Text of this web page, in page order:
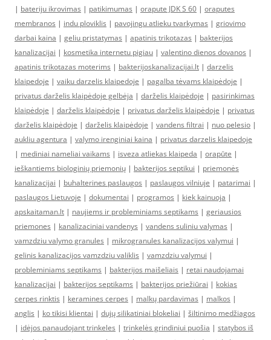
| bateriju ikrovimas | patikimumas | orapute JDK S 60 | oraputes
membranos | indu ploviklis | pavojingu atlieku tvarkymas | griovimo
darbai kaina | geliu pristatymas | apatinis trikotazas | bakterijos
kanalizacijai | kosmetika internetu pigiau | valentino dienos dovanos |
apatinis trikotazas moterims | bakterijoskanalizacijai.lt | darzelis
klaipedoje | vaiku darzelis klaipedoje | pagalba tėvams klaipėdoje |
privatus darželis klaipėdoje gelbėja | darželis klaipėdoje | pasirinkimas
klaipėdoje | darželis klaipėdoje | privatus darželis klaipėdoje | privatus
darželis klaipėdoje | darželis klaipėdoje | vandens filtrai | nuo pelesio |
aukliu agentura | valymo irenginiai kaina | privatus darzelis klaipedoje
| mediniai nameliai vaikams | isveza atliekas klaipeda | orapūte |
ieškantiems biologinių priemonių | bakterijos septikui | priemonės
kanalizacijai | buhalterines paslaugos | paslaugos vilniuje | patarimai |
paslaugos Lietuvoje | dokumentai | programos | kiek kainuoja |
apskaitaman.lt | naujiems ir probleminiams septikams | geriausios
priemones | kanalizaciniai vandenys | vandens suliniu valymas |
vamzdziu valymo granules | mikrogranules kanalizacijos valymui |
gelinis kanalizacijos vamzdziu valiklis | vamzdziu valymui |
probleminiams septikams | bakterijos maišeliais | retai naudojamai
kanalizacijai | bakterijos septikams | bakterijos priežiūrai | kokias
cerpes rinktis | keramines cerpes | malkų pardavimas | malkos |
anglis | ko tikisi klientai | dujų silikatiniai blokeliai | šiltinimo medžiagos
| idėjos panaudojant trinkeles | trinkelės grindiniui puošia | statybos iš